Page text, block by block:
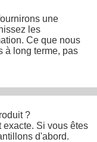
une
les
Ce que nous
à long terme, pas
?
Si vous êtes
d'abord.